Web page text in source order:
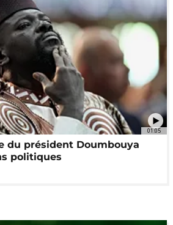
01:05
du président Doumbouya
politiques